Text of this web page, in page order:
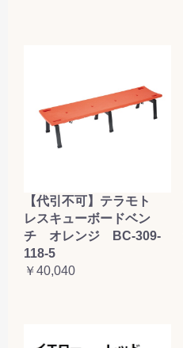
【代引不可】テラモト
レスキューボードベン
チ オレンジ BC-309-
118-5
￥40,040